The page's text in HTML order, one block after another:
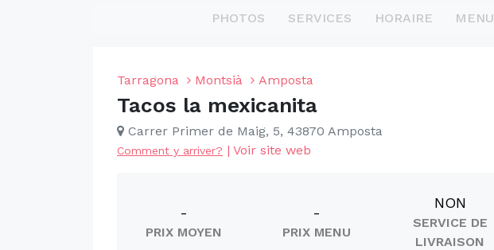
PHOTOS SERVICES HORAIRE MENU
Tarragona Montsià Amposta
Tacos la mexicanita
Carrer Primer de Maig, 5, 43870 Amposta
Comment y arriver? | Voir site web
-
PRIX MOYEN
-
PRIX MENU
NON
SERVICE DE
LIVRAISON